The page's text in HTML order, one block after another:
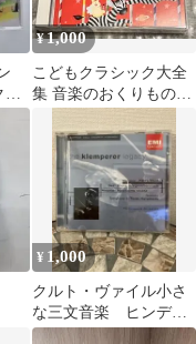
ー
¥1,000
こどもクラシック大全
集 音楽のおくりもの
¥ 1,000
クルト・ヴァイル小さ
な三文音楽 ヒンデミ
ット気高き幻想 クレ